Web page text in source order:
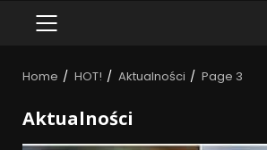
Home HOT! Aktualności Page 3
Aktualności